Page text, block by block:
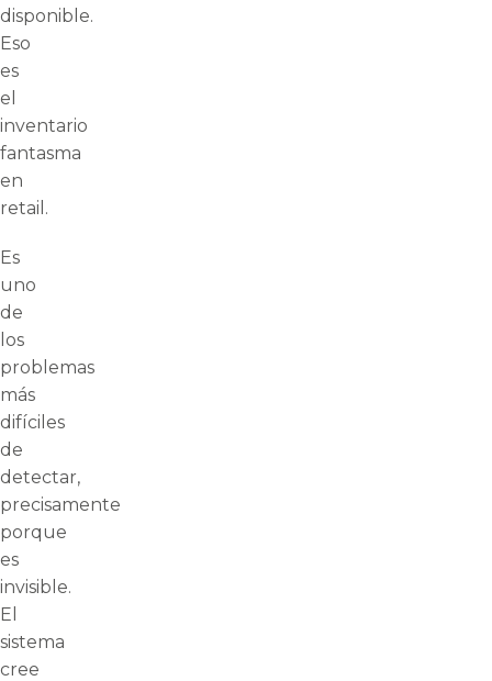
disponible.
Eso
es
el
inventario
fantasma
en
retail.
Es
uno
de
los
problemas
más
difíciles
de
detectar,
precisamente
porque
es
invisible.
El
sistema
cree